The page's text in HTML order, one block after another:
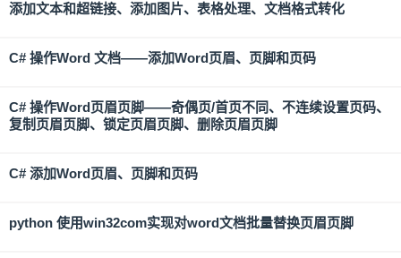
添加文本和超链接、添加图片、表格处理、文档格式转化
C# 操作Word 文档——添加Word页眉、页脚和页码
C# 操作Word页眉页脚——奇偶页/首页不同、不连续设置页码、
复制页眉页脚、锁定页眉页脚、删除页眉页脚
C# 添加Word页眉、页脚和页码
python 使用win32com实现对word文档批量替换页眉页脚